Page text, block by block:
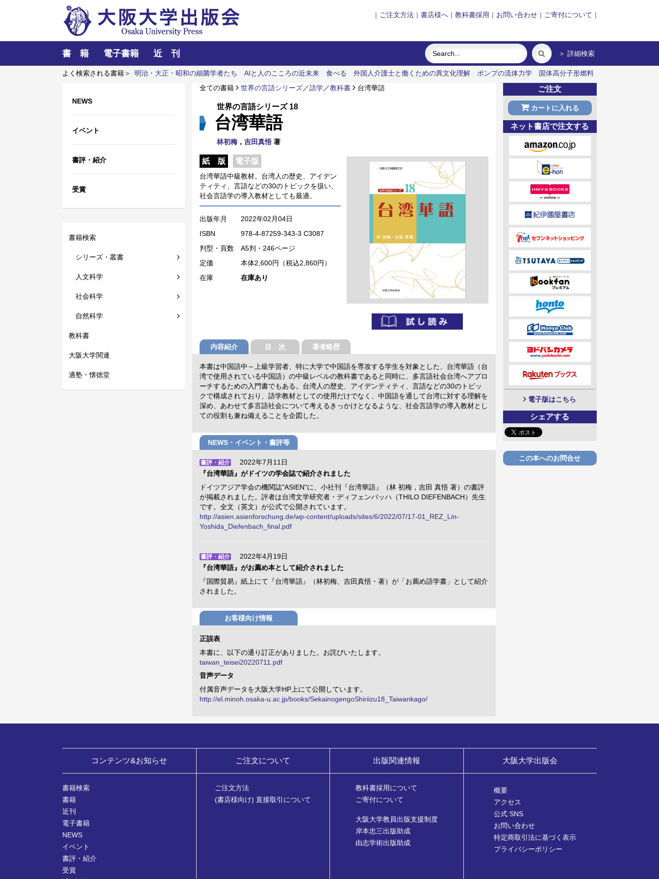
| ご注文方法 | 書店様へ | 教科書採用 | お問い合わせ | ご寄付について |
書 籍 電子書籍 近 刊 ＞ 詳細検索
よく検索される書籍＞ 明治・大正・昭和の細菌学者たち AIと人のこころの近未来 食べる 外国人介護士と働くための異文化理解 ポンプの流体力学
固体高分子形燃料
NEWS
イベント
書評・紹介
受賞
書籍検索
シリーズ・叢書
人文科学
社会科学
自然科学
教科書
大阪大学関連
適塾・懐徳堂
全ての書籍 世界の言語シリーズ／語学／教科書 台湾華語
世界の言語シリーズ 18
台湾華語
林初梅， 吉田真悟 著
紙 版 電子版
台湾華語中級教材。台湾人の歴史、アイデン
ティティ、言語などの30のトピックを扱い、
社会言語学の導入教材としても最適。
出版年月
2022年02月04日
ISBN
978-4-87259-343-3 C3087
判型・頁数 A5判・246ページ
定価
本体2,600円（税込2,860円）
在庫
在庫あり
内容紹介 目 次 著者略歴
本書は中国語中～上級学習者、特に大学で中国語を専攻する学生を対象とした、台湾華語（台
湾で使用されている中国語）の中級レベルの教科書であると同時に、多言語社会台湾へアプロ
ーチするための入門書でもある。台湾人の歴史、アイデンティティ、言語などの30のトピッ
クで構成されており、語学教材としての使用だけでなく、中国語を通して台湾に対する理解を
深め、あわせて多言語社会について考えるきっかけとなるような、社会言語学の導入教材とし
ての役割も兼ね備えることを企図した。
NEWS・イベント・書評等
書評・紹介
2022年7月11日
『台湾華語』がドイツの学会誌で紹介されました
ドイツアジア学会の機関誌"ASIEN"に、小社刊『台湾華語』（林 初梅，吉田 真悟 著）の書評
が掲載されました。評者は台湾文学研究者・ディフェンバッハ（THILO DIEFENBACH）先生
です。全文（英文）が公式で公開されています。
http://asien.asienforschung.de/wp-content/uploads/sites/6/2022/07/17-01_REZ_Lin-
Yoshida_Diefenbach_final.pdf
書評・紹介
2022年4月19日
『台湾華語』がお薦め本として紹介されました
『国際貿易』紙上にて『台湾華語』（林初梅、吉田真悟・著）が「お薦め語学書」として紹介
されました。
お客様向け情報
正誤表
本書に、以下の通り訂正がありました。お詫びいたします。
taiwan_teisei20220711.pdf
音声データ
付属音声データを大阪大学HP上にて公開しています。
http://el.minoh.osaka-u.ac.jp/books/SekainogengoShiriizu18_Taiwankago/
ご注文
カートに入れる
ネット書店で注文する
電子版はこちら
シェアする
この本へのお問合せ
コンテンツ&お知らせ
書籍検索
書籍
近刊
電子書籍
NEWS
イベント
書評・紹介
受賞
ご注文について
ご注文方法
(書店様向け) 直接取引について
出版関連情報
教科書採用について
ご寄付について
大阪大学教員出版支援制度
岸本忠三出版助成
由志学術出版助成
大阪大学出版会
概要
アクセス
公式 SNS
お問い合わせ
特定商取引法に基づく表示
プライバシーポリシー